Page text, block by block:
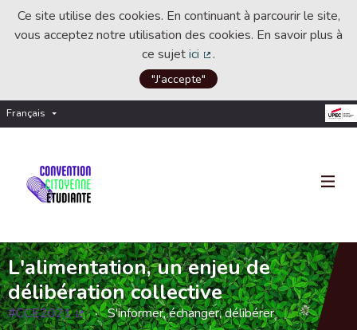
Ce site utilise des cookies. En continuant à parcourir le site,
vous acceptez notre utilisation des cookies. En savoir plus à
ce sujetici
(Lien externe)
.
"J'accepte"
Français Choisir la langue
L'alimentation, un enjeu de
délibération collective
#CCE2021
(Lien externe)
S'informer, échanger, délibérer